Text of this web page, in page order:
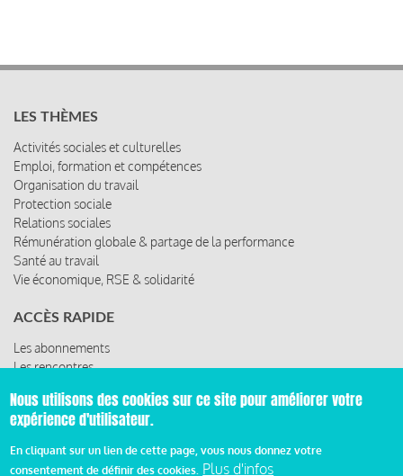
LES THÈMES
Activités sociales et culturelles
Emploi, formation et compétences
Organisation du travail
Protection sociale
Relations sociales
Rémunération globale & partage de la performance
Santé au travail
Vie économique, RSE & solidarité
ACCÈS RAPIDE
Les abonnements
Les rencontres
© 2019 Miroir Social - Réalisé parCafffeine
Nous utilisons des cookies sur ce site pour améliorer votre
expérience d'utilisateur.
En cliquant sur un lien de cette page, vous nous donnez votre
consentement de définir des cookies. Plus d'infos